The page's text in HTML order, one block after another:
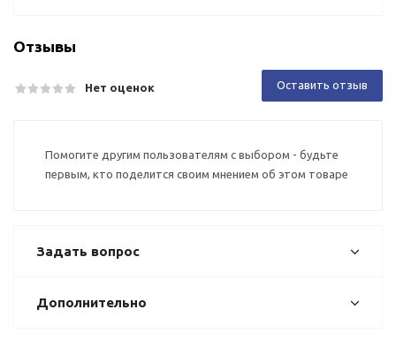
Отзывы
Нет оценок Оставить отзыв
Помогите другим пользователям с выбором - будьте
первым, кто поделится своим мнением об этом товаре
Задать вопрос
Дополнительно